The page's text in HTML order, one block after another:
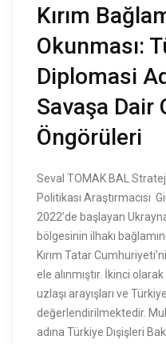
Kırım
Okunması:
Diplomasi
Savaşa Dair
Öngörüleri
Seval TOMAK BAL
Politikası Araştırmacısı
2022’de başlayan
bölgesinin ilhakı
Kırım Tatar
ele alınmıştır. İkinci
uzlaşı arayışları ve
değerlendirilmektedir.
adına Türkiye Dışişleri